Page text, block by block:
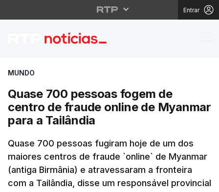
Entrar
Quase 700 pessoas
MUNDO
Quase 700 pessoas fogem de
centro de fraude online de Myanmar
para a Tailândia
Quase 700 pessoas fugiram hoje de um dos
maiores centros de fraude `online` de Myanmar
(antiga Birmânia) e atravessaram a fronteira
com a Tailândia, disse um responsável provincial